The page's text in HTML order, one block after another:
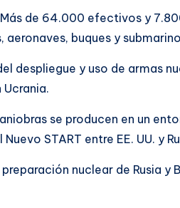
de 64.000 efectivos y
aeronaves, buques y
despliegue y uso de armas
se producen en un
START entre EE. UU. y
nuclear de Rusia y